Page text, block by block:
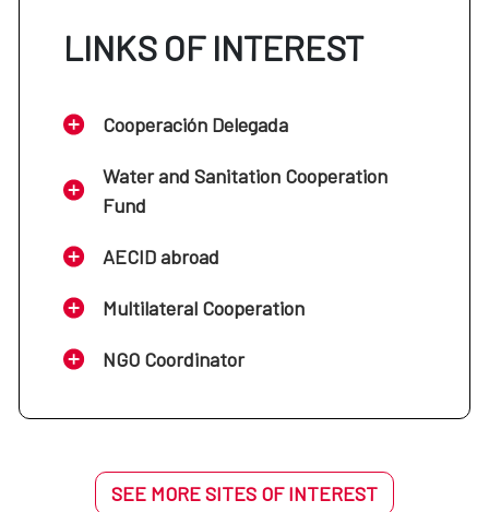
LINKS OF INTEREST
Cooperación Delegada
Water and Sanitation Cooperation
Fund
AECID abroad
Multilateral Cooperation
NGO Coordinator
SEE MORE SITES OF INTEREST